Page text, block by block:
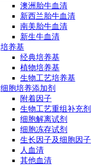
澳洲胎牛血清
新西兰胎牛血清
南美胎牛血清
新生牛血清
培养基
经典培养基
植物培养基
生物工艺培养基
细胞培养添加剂
附着因子
生物工艺重组补充剂
细胞解离试剂
细胞冻存试剂
生长因子及细胞因子
人血清
其他血清